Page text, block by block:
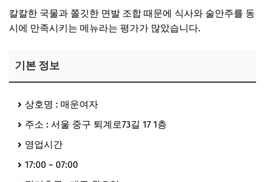
칼칼한 국물과 쫄깃한 면발 조합 때문에 식사와 술안주를 동
시에 만족시키는 메뉴라는 평가가 많았습니다.
기본 정보
상호명 : 매운여자
주소 : 서울 중구 퇴계로73길 17 1층
영업시간
17:00 ~ 07:00